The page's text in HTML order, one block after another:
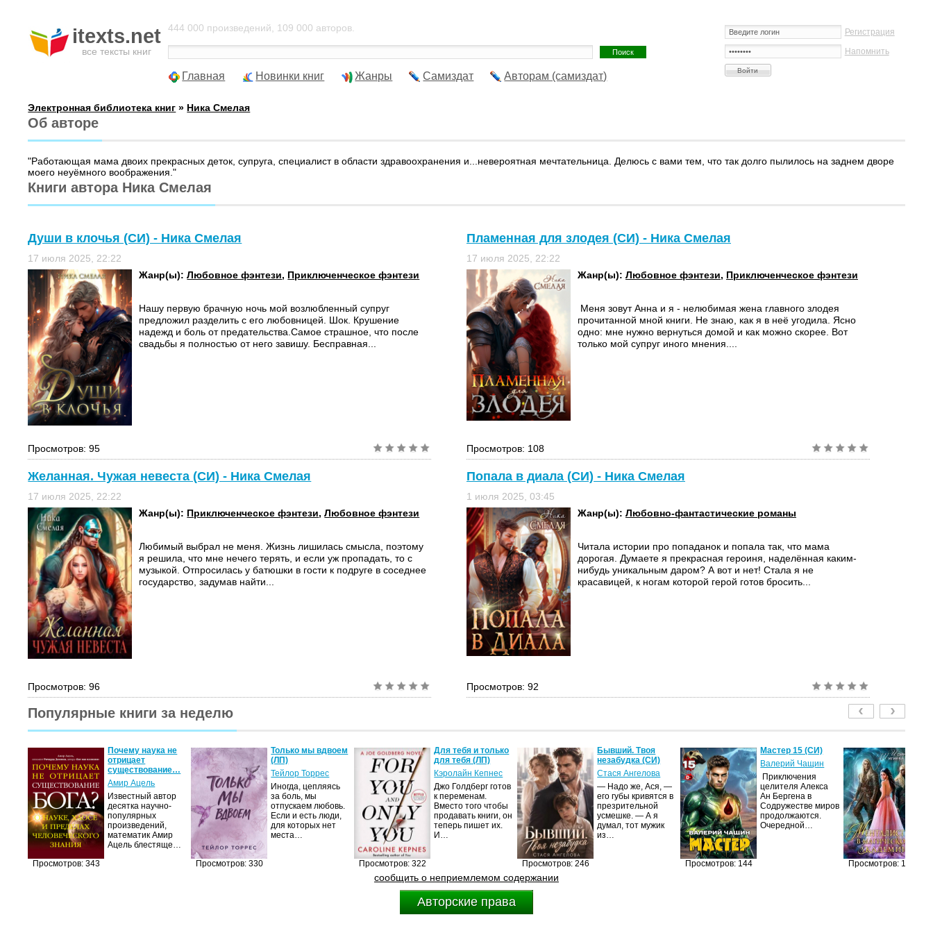
itexts.net
все тексты книг
Регистрация
Напомнить
444 000 произведений, 109 000 авторов.
Главная Новинки книг Жанры Самиздат Авторам (самиздат)
Электронная библиотека книг » Ника Смелая
Об авторе
"Работающая мама двоих прекрасных деток, супруга, специалист в области здравоохранения и...невероятная мечтательница. Делюсь с вами тем, что так долго пылилось на заднем дворе
моего неуёмного воображения."
Книги автора Ника Смелая
Души в клочья (СИ) - Ника Смелая
17 июля 2025, 22:22
Жанр(ы):Любовное фэнтези, Приключенческое фэнтези
Нашу первую брачную ночь мой возлюбленный супруг
предложил разделить с его любовницей. Шок. Крушение
надежд и боль от предательства.Самое страшное, что после
свадьбы я полностью от него завишу. Бесправная...
Просмотров: 95
Пламенная для злодея (СИ) - Ника Смелая
17 июля 2025, 22:22
Жанр(ы): Любовное фэнтези, Приключенческое фэнтези
Меня зовут Анна и я - нелюбимая жена главного злодея
прочитанной мной книги. Не знаю, как я в неё угодила. Ясно
одно: мне нужно вернуться домой и как можно скорее. Вот
только мой супруг иного мнения....
Просмотров: 108
Желанная. Чужая невеста (СИ) - Ника Смелая
17 июля 2025, 22:22
Жанр(ы): Приключенческое фэнтези,Любовное фэнтези
Любимый выбрал не меня. Жизнь лишилась смысла, поэтому
я решила, что мне нечего терять, и если уж пропадать, то с
музыкой. Отпросилась у батюшки в гости к подруге в соседнее
государство, задумав найти...
Просмотров: 96
Попала в диала (СИ) - Ника Смелая
1 июля 2025, 03:45
Жанр(ы): Любовно-фантастические романы
Читала истории про попаданок и попала так, что мама
дорогая. Думаете я прекрасная героиня, наделённая каким-
нибудь уникальным даром? А вот и нет! Стала я не
красавицей, к ногам которой герой готов бросить...
Просмотров: 92
Популярные книги за неделю
Просмотров: 343
Почему наука не
отрицает
существование…
Амир Ацель
Известный автор
десятка научно-
популярных
произведений,
математик Амир
Ацель блестяще…
Просмотров: 330
Только мы вдвоем
(ЛП)
Тейлор Торрес
Иногда, цепляясь
за боль, мы
отпускаем любовь.
Если и есть люди,
для которых нет
места…
Просмотров: 322
Для тебя и только
для тебя (ЛП)
Кэролайн Кепнес
Джо Голдберг готов
к переменам.
Вместо того чтобы
продавать книги, он
теперь пишет их.
И…
Просмотров: 246
Бывший. Твоя
незабудка (СИ)
Стася Ангелова
— Надо же, Ася, —
его губы кривятся в
презрительной
усмешке. — А я
думал, тот мужик
из…
Просмотров: 144
Мастер 15 (СИ)
Валерий Чащин
Приключения
целителя Алекса
Ан Бергена в
Содружестве миров
продолжаются.
Очередной…
Просмотров: 127
сообщить о неприемлемом содержании
Авторские права